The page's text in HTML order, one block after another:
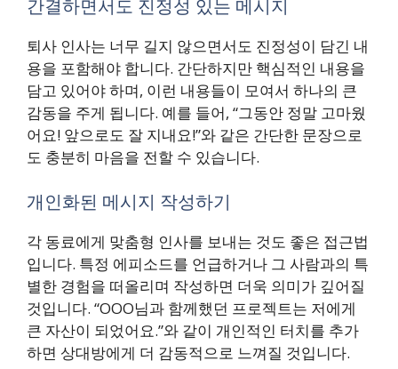
간결하면서도 진정성 있는 메시지
퇴사 인사는 너무 길지 않으면서도 진정성이 담긴 내
용을 포함해야 합니다. 간단하지만 핵심적인 내용을
담고 있어야 하며, 이런 내용들이 모여서 하나의 큰
감동을 주게 됩니다. 예를 들어, “그동안 정말 고마웠
어요! 앞으로도 잘 지내요!”와 같은 간단한 문장으로
도 충분히 마음을 전할 수 있습니다.
개인화된 메시지 작성하기
각 동료에게 맞춤형 인사를 보내는 것도 좋은 접근법
입니다. 특정 에피소드를 언급하거나 그 사람과의 특
별한 경험을 떠올리며 작성하면 더욱 의미가 깊어질
것입니다. “OOO님과 함께했던 프로젝트는 저에게
큰 자산이 되었어요.”와 같이 개인적인 터치를 추가
하면 상대방에게 더 감동적으로 느껴질 것입니다.